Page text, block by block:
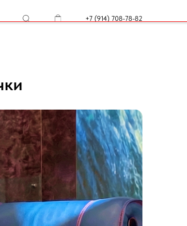
+7 (914) 708-78-82